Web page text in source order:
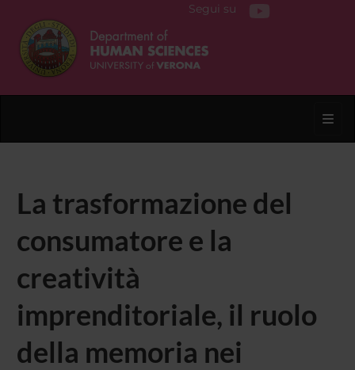
Segui su
La trasformazione del
consumatore e la
creatività
imprenditoriale, il ruolo
della memoria nei